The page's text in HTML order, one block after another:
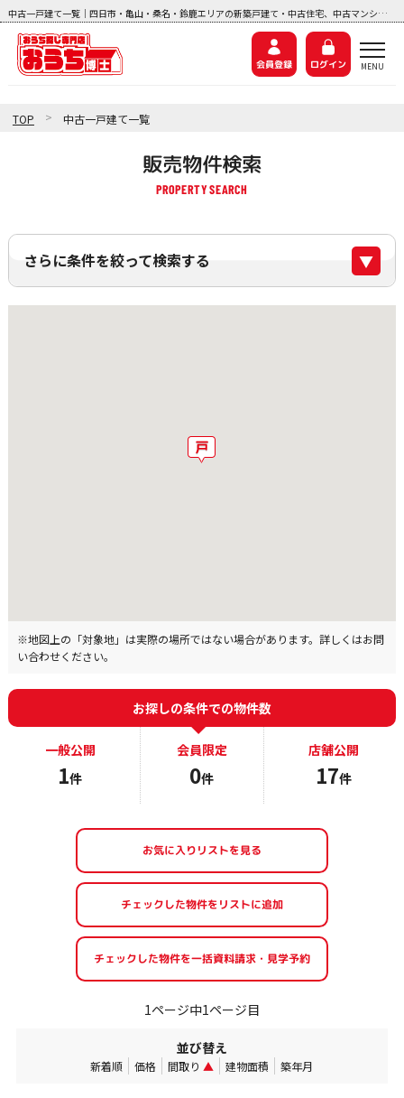
中古一戸建て一覧｜四日市・亀山・桑名・鈴鹿エリアの新築戸建て・中古住宅、中古マンション、土地探しなら『おうち博士ナビ』
会員登録 ログイン
TOP > 中古一戸建て一覧
販売物件検索
さらに条件を絞って検索する
※地図上の「対象地」は実際の場所ではない場合があります。詳しくはお問
い合わせください。
お探しの条件での物件数
一般公開
1件
会員限定
0件
店舗公開
17件
お気に入りリストを見る
1ページ中1ページ目
並び替え
新着順 価格 間取り ▲ 建物面積 築年月